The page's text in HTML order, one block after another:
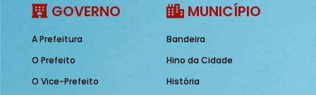
GOVERNO
A Prefeitura
O Prefeito
O Vice-Prefeito
MUNICÍPIO
Bandeira
Hino da Cidade
História